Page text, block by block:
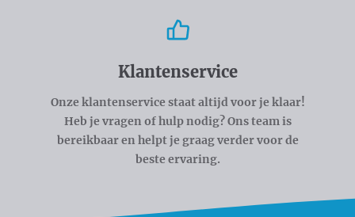
Klantenservice
Onze klantenservice staat altijd voor je klaar!
Heb je vragen of hulp nodig? Ons team is
bereikbaar en helpt je graag verder voor de
beste ervaring.